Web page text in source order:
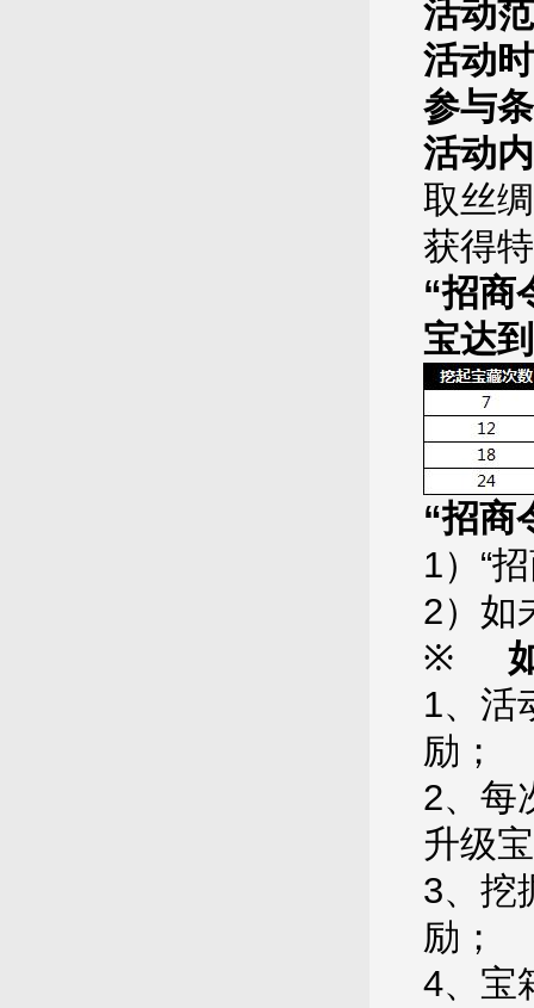
活动
活动
参与
活动
取丝
获得
“招商
宝达
“招商
1）“
2）如
※
1、活
励；
2、每
升级
3、挖
励；
4、宝